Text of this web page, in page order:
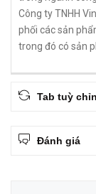
Công ty TNHH
phối các sản
trong đó có sản
Tab tuỳ
Đánh giá